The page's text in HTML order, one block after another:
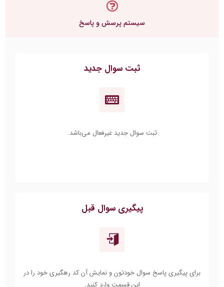
سیستم پرسش و پاسخ
ثبت سوال جدید
ثبت سوال جدید غیرفعال می‌باشد.
پیگیری سوال قبل
برای پیگیری پاسخ سوال خودتون و نمایش آن کد رهگیری خود را در
این قسمت وارد کنید.